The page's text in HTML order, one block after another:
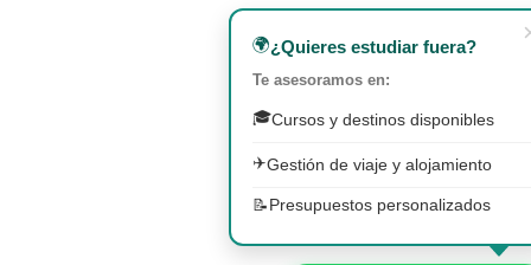
🌍¿Quieres estudiar fuera?
Te asesoramos en:
🎓Cursos y destinos disponibles
✈️Gestión de viaje y alojamiento
📝 Presupuestos personalizados